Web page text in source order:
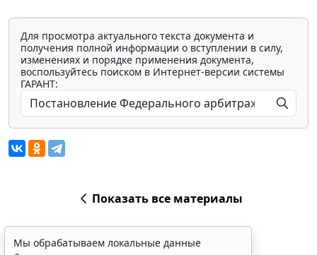
Для просмотра актуального текста документа и
получения полной информации о вступлении в силу,
изменениях и порядке применения документа,
воспользуйтесь поиском в Интернет-версии системы
ГАРАНТ:
Показать все материалы
Мы обрабатываем локальные данные